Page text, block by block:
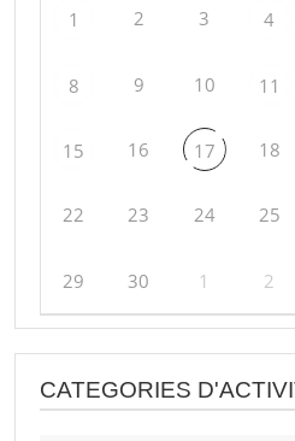
1 2 3 4
8 9 10 11
15 16 17 18
22 23 24 25
29 30 1 2
CATEGORIES